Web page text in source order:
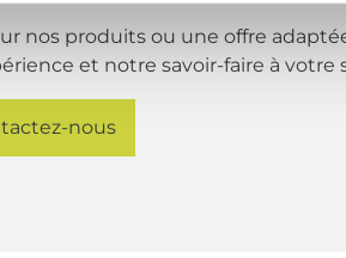
nos produits ou une offre
et notre savoir-faire à votre
nous